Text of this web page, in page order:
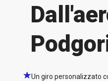
Un giro personalizzato